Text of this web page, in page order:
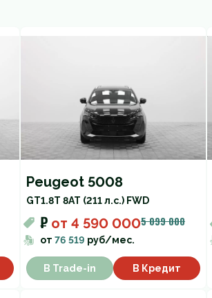
Peugeot 5008
GT1.8T 8AT (211 л.с.) FWD
₽ от 4 590 0005 099 000
от 76 519 руб/мес.
В Trade-in В Кредит